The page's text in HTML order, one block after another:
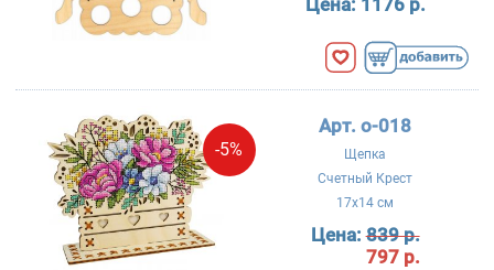
Цена: 1176 р.
-5%
Арт. о-018
Щепка
Счетный Крест
17x14 см
Цена:839 р.
797 р.